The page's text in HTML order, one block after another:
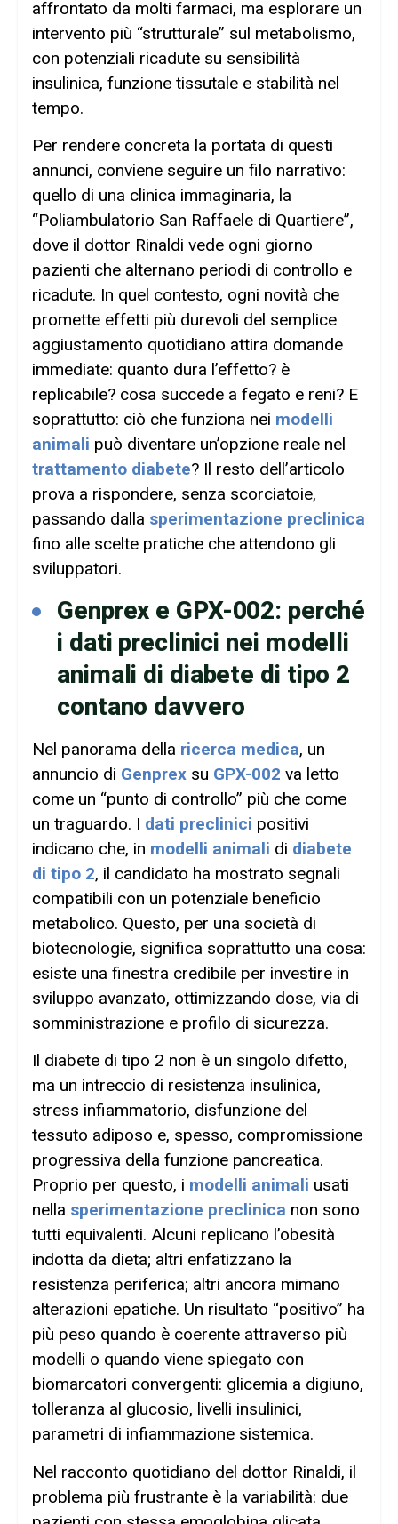
affrontato da molti farmaci, ma esplorare un
intervento più “strutturale” sul metabolismo,
con potenziali ricadute su sensibilità
insulinica, funzione tissutale e stabilità nel
tempo.
Per rendere concreta la portata di questi
annunci, conviene seguire un filo narrativo:
quello di una clinica immaginaria, la
“Poliambulatorio San Raffaele di Quartiere”,
dove il dottor Rinaldi vede ogni giorno
pazienti che alternano periodi di controllo e
ricadute. In quel contesto, ogni novità che
promette effetti più durevoli del semplice
aggiustamento quotidiano attira domande
immediate: quanto dura l’effetto? è
replicabile? cosa succede a fegato e reni? E
soprattutto: ciò che funziona nei modelli
animali può diventare un’opzione reale nel
trattamento diabete? Il resto dell’articolo
prova a rispondere, senza scorciatoie,
passando dalla sperimentazione preclinica
fino alle scelte pratiche che attendono gli
sviluppatori.
Genprex e GPX-002: perché
i dati preclinici nei modelli
animali di diabete di tipo 2
contano davvero
Nel panorama della ricerca medica, un
annuncio di Genprex su GPX-002 va letto
come un “punto di controllo” più che come
un traguardo. I dati preclinici positivi
indicano che, in modelli animali di diabete
di tipo 2, il candidato ha mostrato segnali
compatibili con un potenziale beneficio
metabolico. Questo, per una società di
biotecnologie, significa soprattutto una cosa:
esiste una finestra credibile per investire in
sviluppo avanzato, ottimizzando dose, via di
somministrazione e profilo di sicurezza.
Il diabete di tipo 2 non è un singolo difetto,
ma un intreccio di resistenza insulinica,
stress infiammatorio, disfunzione del
tessuto adiposo e, spesso, compromissione
progressiva della funzione pancreatica.
Proprio per questo, i modelli animali usati
nella sperimentazione preclinica non sono
tutti equivalenti. Alcuni replicano l’obesità
indotta da dieta; altri enfatizzano la
resistenza periferica; altri ancora mimano
alterazioni epatiche. Un risultato “positivo” ha
più peso quando è coerente attraverso più
modelli o quando viene spiegato con
biomarcatori convergenti: glicemia a digiuno,
tolleranza al glucosio, livelli insulinici,
parametri di infiammazione sistemica.
Nel racconto quotidiano del dottor Rinaldi, il
problema più frustrante è la variabilità: due